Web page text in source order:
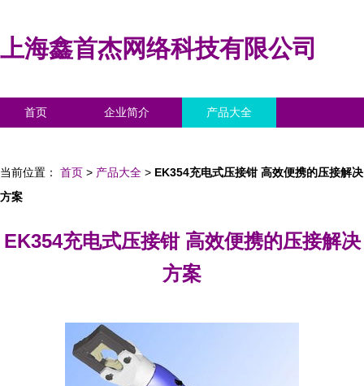
上海鑫首杰网络科技有限公司
首页 企业简介 产品大全
当前位置： 首页 > 产品大全 > EK354充电式压接钳 高效便携的压接解决
方案
EK354充电式压接钳 高效便携的压接解决
方案